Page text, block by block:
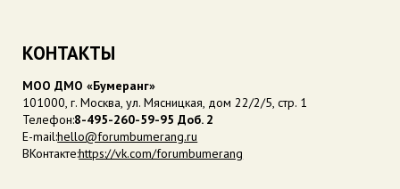
КОНТАКТЫ
МОО ДМО «Бумеранг»
101000, г. Москва, ул. Мясницкая, дом 22/2/5, стр. 1
Телефон:8-495-260-59-95 Доб. 2
E-mail:hello@forumbumerang.ru
ВКонтакте:https://vk.com/forumbumerang